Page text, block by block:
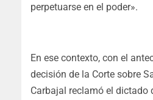
perpetuarse en el poder».
En ese contexto, con el
decisión de la Corte sobre
Carbajal reclamó el dictado